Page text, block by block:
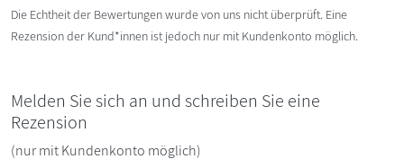
Die Echtheit der Bewertungen wurde von uns nicht überprüft. Eine
Rezension der Kund*innen ist jedoch nur mit Kundenkonto möglich.
Melden Sie sich an und schreiben Sie eine
Rezension
(nur mit Kundenkonto möglich)